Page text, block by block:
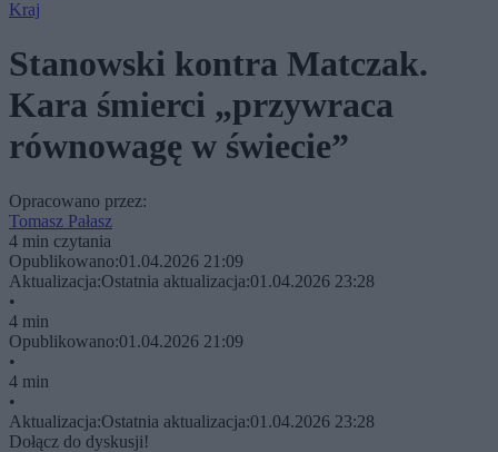
Kraj
Stanowski kontra Matczak.
Kara śmierci „przywraca
równowagę w świecie”
Opracowano przez:
Tomasz Pałasz
4 min czytania
Opublikowano:01.04.2026 21:09
Aktualizacja:Ostatnia aktualizacja:01.04.2026 23:28
•
4 min
Opublikowano:01.04.2026 21:09
•
4 min
•
Aktualizacja:Ostatnia aktualizacja:01.04.2026 23:28
Dołącz do dyskusji!